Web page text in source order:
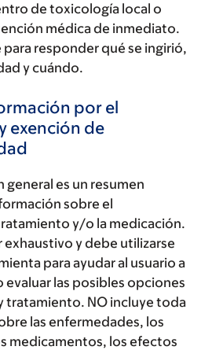
de toxicología local o
médica de inmediato.
para responder qué se ingirió,
y cuándo.
por el
exención de
general es un resumen
sobre el
y/o la medicación.
exhaustivo y debe utilizarse
para ayudar al usuario a
las posibles opciones
tratamiento. NO incluye toda
las enfermedades, los
medicamentos, los efectos